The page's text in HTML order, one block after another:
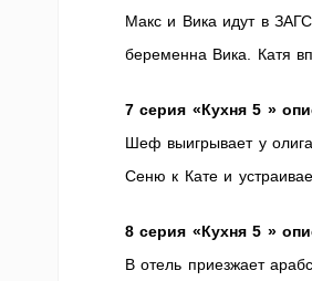
Макс и Вика идут в
беременна Вика. Катя
7 серия «Кухня 5 »
Шеф выигрывает у
Сеню к Кате и
8 серия «Кухня 5 »
В отель приезжает